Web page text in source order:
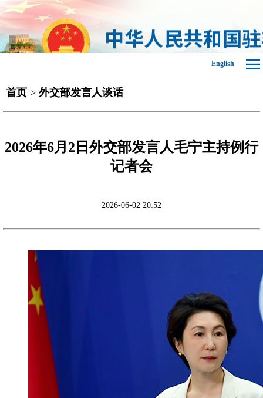
English
首页 > 外交部发言人谈话
2026年6月2日外交部发言人毛宁主持例行
记者会
2026-06-02 20:52